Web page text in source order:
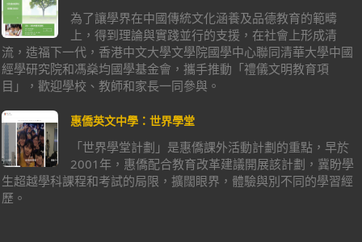
為了讓學界在中國傳統文化涵養及品德教育的範疇
上，得到理論與實踐並行的支援，在社會上形成清
流，造福下一代，香港中文大學文學院國學中心聯同清華大學中國
經學研究院和馮燊均國學基金會，攜手推動「禮儀文明教育項
目」，歡迎學校、教師和家長一同參與。
惠僑英文中學：世界學堂
「世界學堂計劃」是惠僑課外活動計劃的重點，早於
2001年，惠僑配合教育改革建議開展該計劃，冀盼學
生超越學科課程和考試的局限，擴闊眼界，體驗與別不同的學習經
歷。